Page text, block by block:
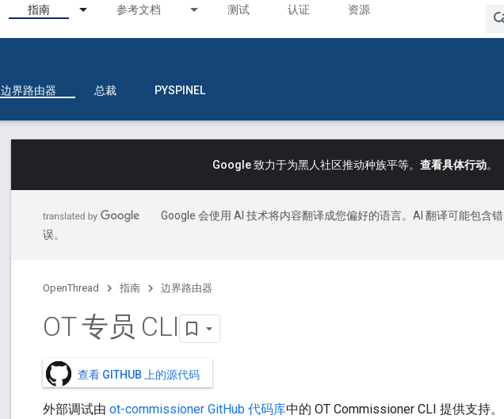
指南 参考文档 测试 认证 资源
边界路由器 总裁 PYSPINEL
Google 致力于为黑人社区推动种族平等。 查看具体行动。
Google 会使用 AI 技术将内容翻译成您偏好的语言。AI 翻译可能包含错
误。
OpenThread 指南 边界路由器
OT 专员 CLI
查看 GITHUB 上的源代码
外部调试由 ot-commissioner GitHub 代码库中的 OT Commissioner CLI 提供支持。